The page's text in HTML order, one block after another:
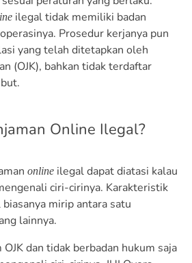
ilegal tidak memiliki badan
Prosedur kerjanya pun
yang telah ditetapkan oleh
(OJK), bahkan tidak terdaftar
Online Ilegal?
online ilegal dapat diatasi kalau
ciri-cirinya. Karakteristik
mirip antara satu
lainnya.
dan tidak berbadan hukum saja